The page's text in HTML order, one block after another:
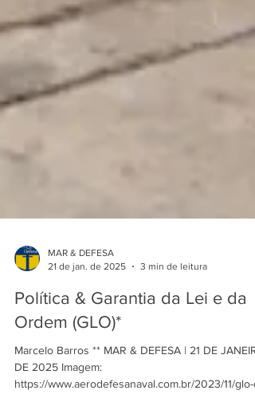
21 de jan. de 2025
3 min de leitura
Política & Garantia da Lei e da
Ordem (GLO)*
Marcelo Barros ** MAR & DEFESA | 21 DE
DE 2025 Imagem: